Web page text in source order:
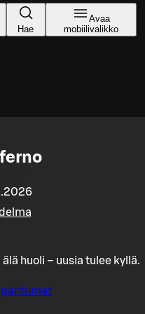
Hae
Avaa
mobiilivalikko
huoli – uusia tulee kyllä.